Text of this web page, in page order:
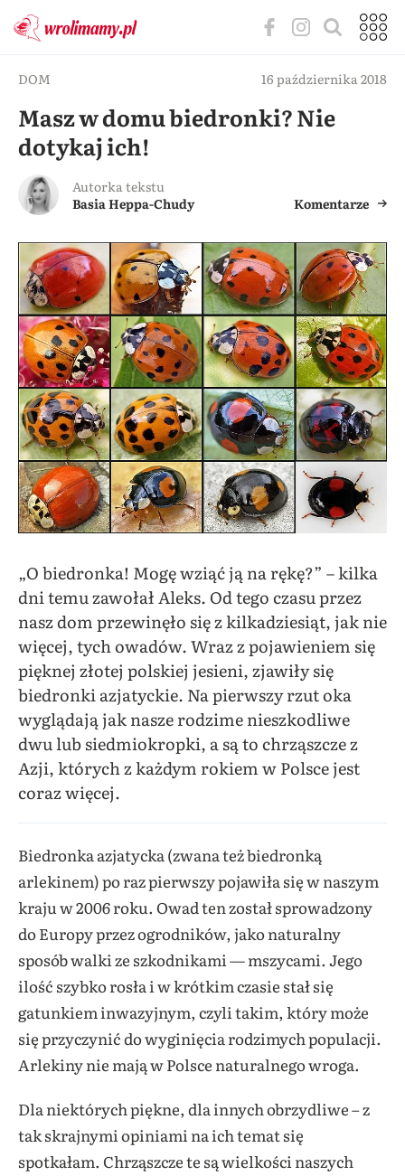
DOM 16 października 2018
Masz w domu biedronki? Nie
dotykaj ich!
Autorka tekstu
Basia Heppa-Chudy
Komentarze
„O biedronka! Mogę wziąć ją na rękę?” – kilka
dni temu zawołał Aleks. Od tego czasu przez
nasz dom przewinęło się z kilkadziesiąt, jak nie
więcej, tych owadów. Wraz z pojawieniem się
pięknej złotej polskiej jesieni, zjawiły się
biedronki azjatyckie. Na pierwszy rzut oka
wyglądają jak nasze rodzime nieszkodliwe
dwu lub siedmiokropki, a są to chrząszcze z
Azji, których z każdym rokiem w Polsce jest
coraz więcej.
Biedronka azjatycka (zwana też biedronką
arlekinem) po raz pierwszy pojawiła się w naszym
kraju w 2006 roku. Owad ten został sprowadzony
do Europy przez ogrodników, jako naturalny
sposób walki ze szkodnikami — mszycami. Jego
ilość szybko rosła i w krótkim czasie stał się
gatunkiem inwazyjnym, czyli takim, który może
się przyczynić do wyginięcia rodzimych populacji.
Arlekiny nie mają w Polsce naturalnego wroga.
Dla niektórych piękne, dla innych obrzydliwe – z
tak skrajnymi opiniami na ich temat się
spotkałam. Chrząszcze te są wielkości naszych